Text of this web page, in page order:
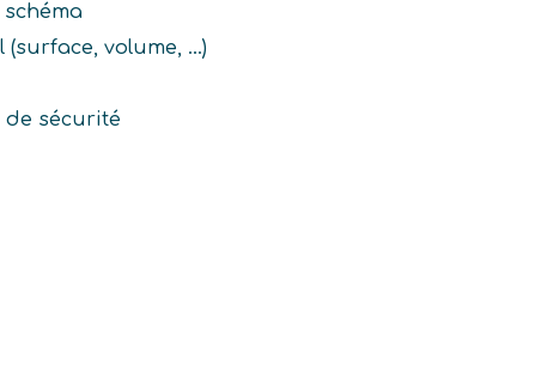
volume, ...)
de sécurité